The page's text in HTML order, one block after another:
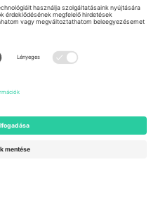
Switzerland
Engelberg, Switzerland
UAE Dubai Silicon Oasis, DDP
Building A1, Office 302, Dubai,
United Arab Emirates